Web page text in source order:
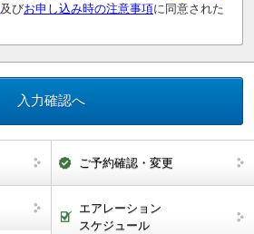
及びお申し込み時の注意事項に同意された
ご予約確認・変更
エアレーション
スケジュール